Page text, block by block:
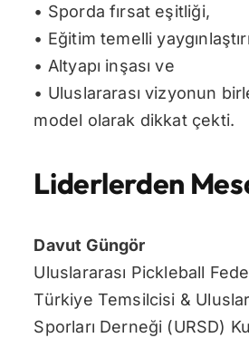
• Sporda fırsat eşitliği,
• Eğitim temelli
• Altyapı inşası ve
• Uluslararası vizyonun
model olarak dikkat çekti.
Liderlerden
Davut Güngör
Uluslararası Pickleball
Türkiye Temsilcisi &
Sporları Derneği (URSD)